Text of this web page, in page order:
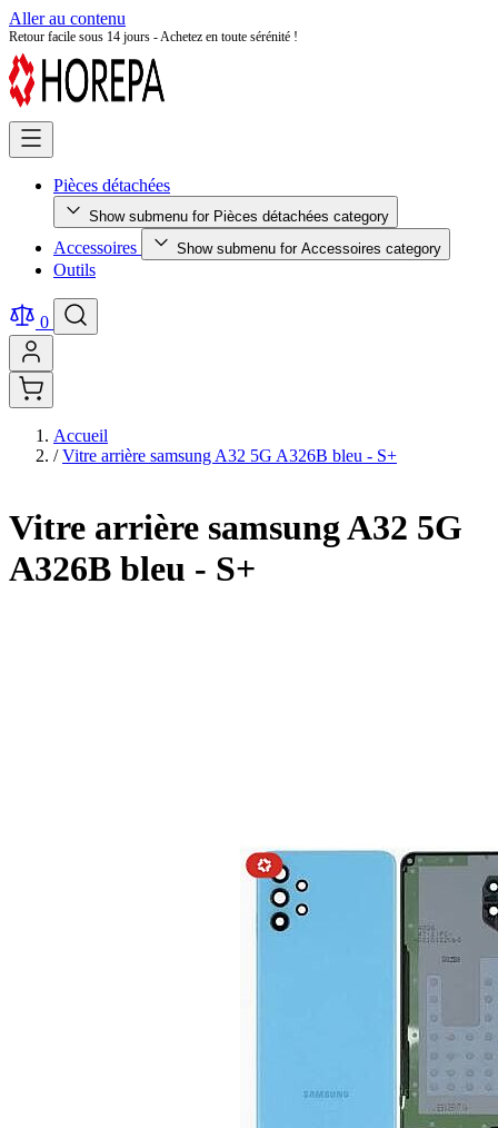
Aller au contenu
Retour facile sous 14 jours - Achetez en toute sérénité !
Pièces détachées
Show submenu for Pièces détachées category
Accessoires Show submenu for Accessoires category
Outils
0
Accueil
/ Vitre arrière samsung A32 5G A326B bleu - S+
Vitre arrière samsung A32 5G
A326B bleu - S+